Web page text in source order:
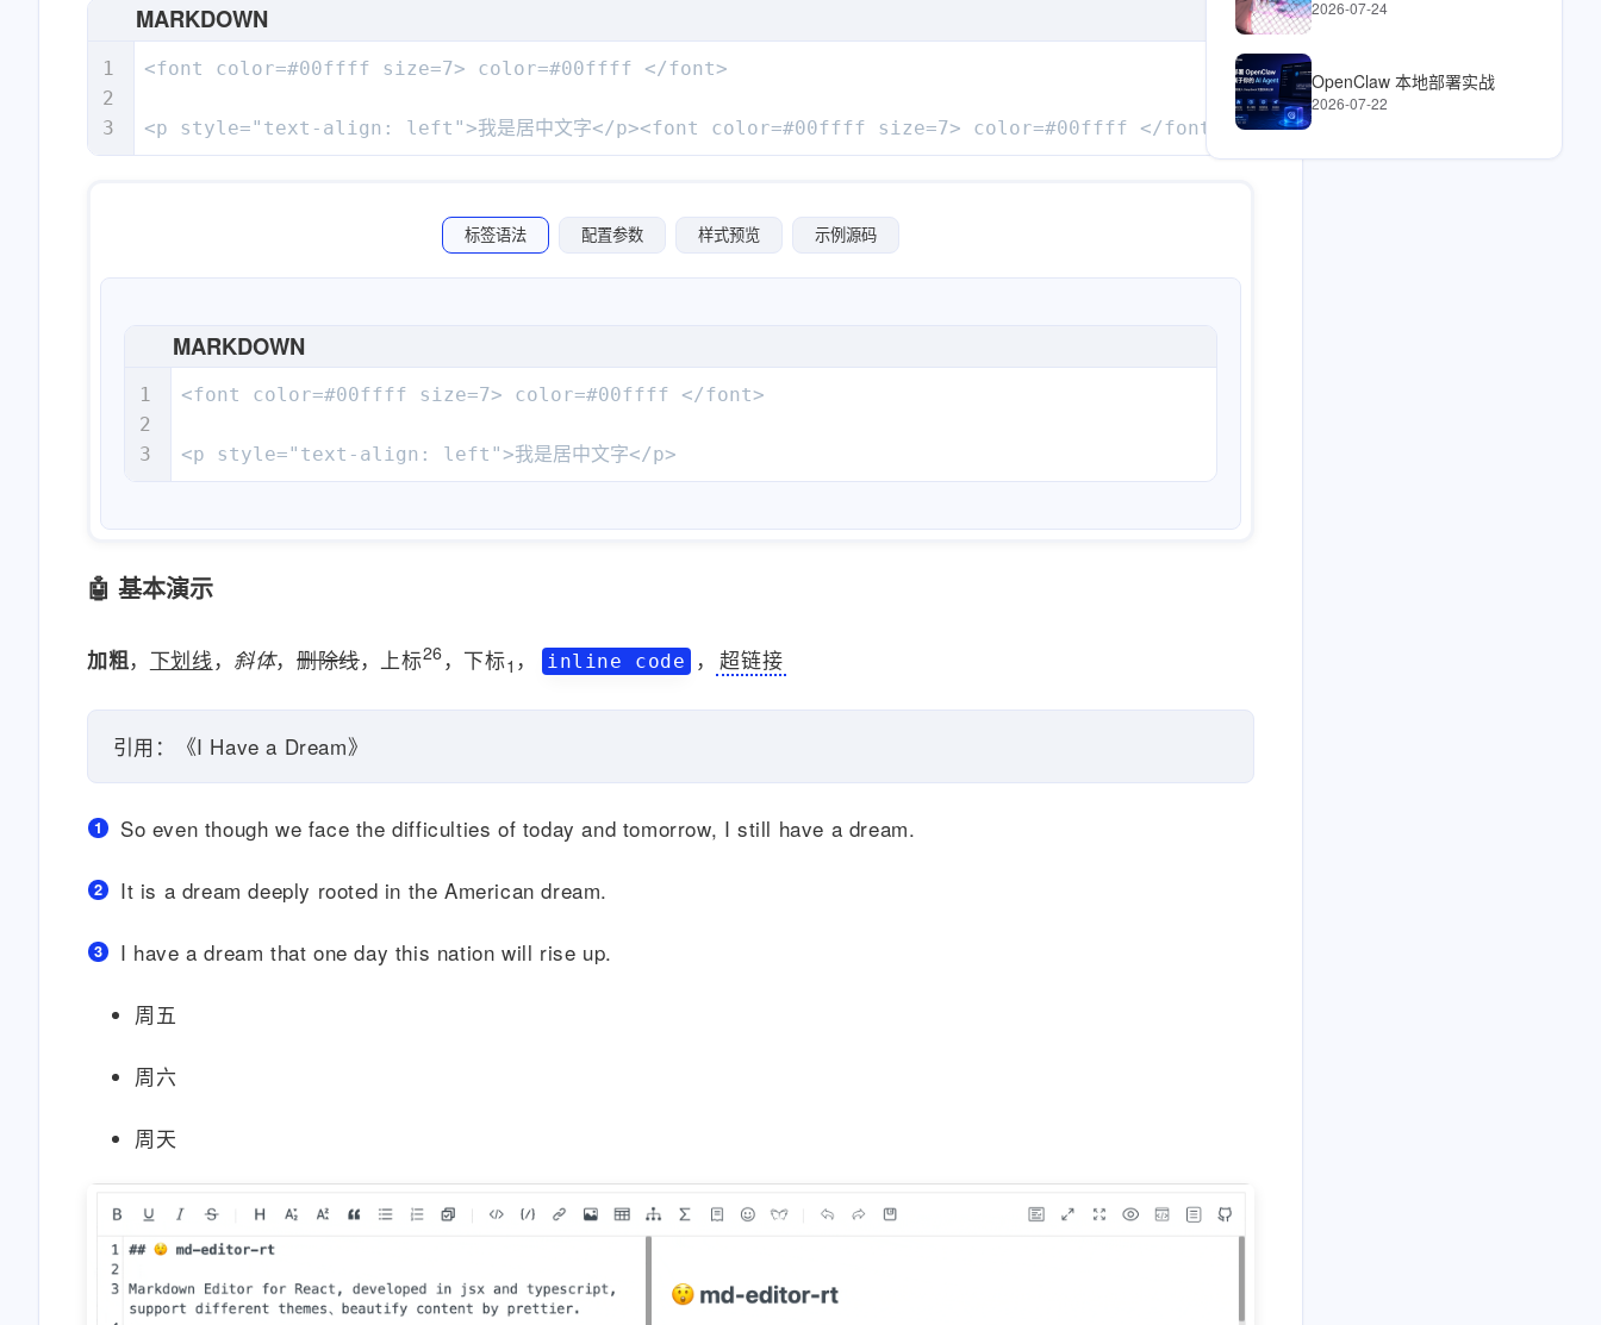
MARKDOWN
<font color=#00ffff size=7> color=#00ffff </font>
<p style="text-align: left">我是居中文字</p><font color=#00ffff size=7> color=#00ffff </font><p style="text-align: left">我
标签语法 配置参数 样式预览 示例源码
MARKDOWN
<font color=#00ffff size=7> color=#00ffff </font>
<p style="text-align: left">我是居中文字</p>
🤖 基本演示
加粗， 下划线， 斜体，删除线，上标26 ，下标1 ， inline code ， 超链接
引用：《I Have a Dream》
So even though we face the difficulties of today and tomorrow, I still have a dream.
It is a dream deeply rooted in the American dream.
I have a dream that one day this nation will rise up.
周五
周六
周天
2026-07-24
OpenClaw 本地部署实战
2026-07-22